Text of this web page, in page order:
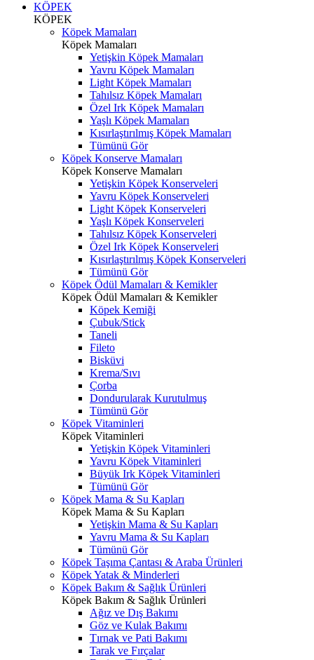
KÖPEK
KÖPEK
Köpek Mamaları
Köpek Mamaları
Yetişkin Köpek Mamaları
Yavru Köpek Mamaları
Light Köpek Mamaları
Tahılsız Köpek Mamaları
Özel Irk Köpek Mamaları
Yaşlı Köpek Mamaları
Kısırlaştırılmış Köpek Mamaları
Tümünü Gör
Köpek Konserve Mamaları
Köpek Konserve Mamaları
Yetişkin Köpek Konserveleri
Yavru Köpek Konserveleri
Light Köpek Konserveleri
Yaşlı Köpek Konserveleri
Tahılsız Köpek Konserveleri
Özel Irk Köpek Konserveleri
Kısırlaştırılmış Köpek Konserveleri
Tümünü Gör
Köpek Ödül Mamaları & Kemikler
Köpek Ödül Mamaları & Kemikler
Köpek Kemiği
Çubuk/Stick
Taneli
Fileto
Bisküvi
Krema/Sıvı
Çorba
Dondurularak Kurutulmuş
Tümünü Gör
Köpek Vitaminleri
Köpek Vitaminleri
Yetişkin Köpek Vitaminleri
Yavru Köpek Vitaminleri
Büyük Irk Köpek Vitaminleri
Tümünü Gör
Köpek Mama & Su Kapları
Köpek Mama & Su Kapları
Yetişkin Mama & Su Kapları
Yavru Mama & Su Kapları
Tümünü Gör
Köpek Taşıma Çantası & Araba Ürünleri
Köpek Yatak & Minderleri
Köpek Bakım & Sağlık Ürünleri
Köpek Bakım & Sağlık Ürünleri
Ağız ve Dış Bakımı
Göz ve Kulak Bakımı
Tırnak ve Pati Bakımı
Tarak ve Fırçalar